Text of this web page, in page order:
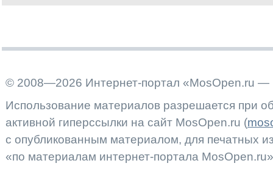
© 2008—2026 Интернет-портал «MosOpen.ru —
Использование материалов разрешается при
активной гиперссылки на сайт MosOpen.ru (
с опубликованным материалом, для печатных
«по материалам интернет-портала